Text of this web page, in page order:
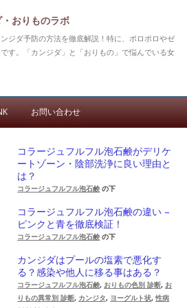
おりものラボ
ジダ予防の方法を徹底解説！特に、ポロポロやゼ
す。「カンジダ」と「おりもの」で悩んでいる女
お問い合わせ
コラージュフルフル泡石鹸がデリケ
ートゾーン・陰部洗浄に良い理由と
は？
コラージュフルフル泡石鹸 の下
コラージュフルフル泡石鹸の違い –
ピンクと青を徹底検証！
コラージュフルフル泡石鹸 の下
カンジダはプールの塩素で悪化す
る？感染や他人に移る事はある？
コラージュフルフル泡石鹸,おりもの色別 診断,お
りもの異常別 診断, カンジタ, ヨーグルト状,性病